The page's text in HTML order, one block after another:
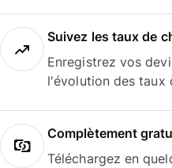
Suivez les taux de
Enregistrez vos
l'évolution des taux
Complètement
Téléchargez en